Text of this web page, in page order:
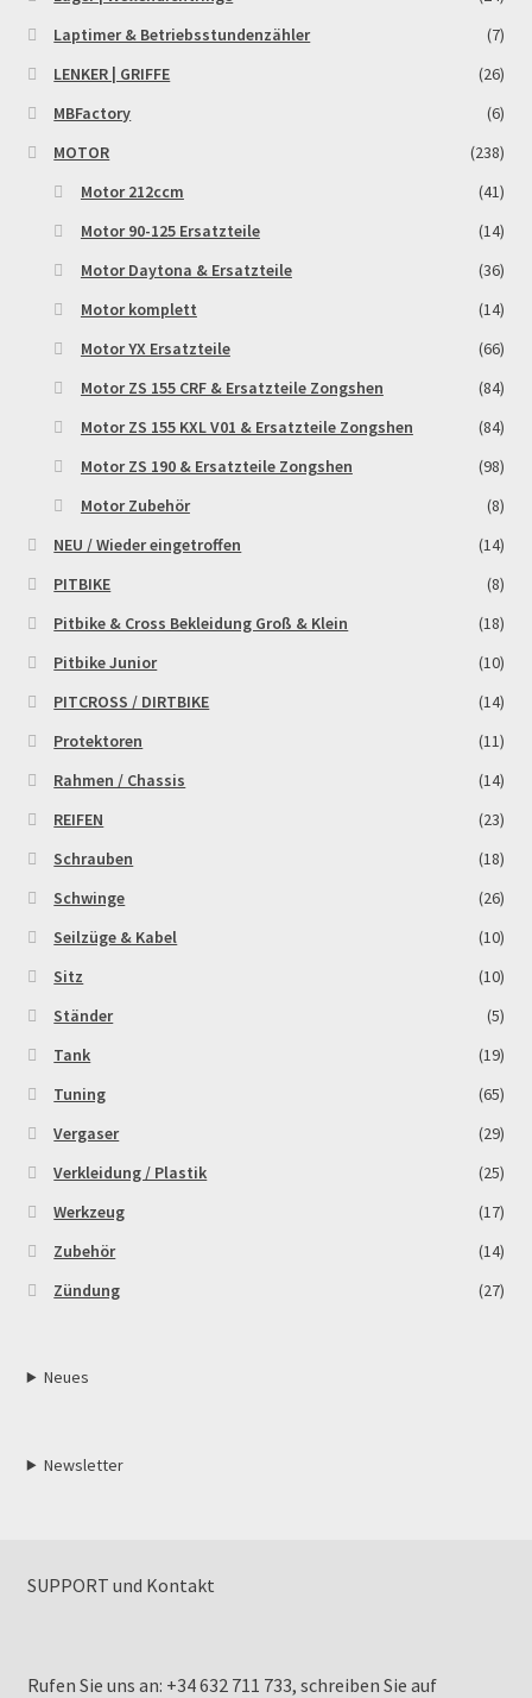
Shop
Sign Up
Términos y Condiciones Generales
Warenkorb
Widerrufsbelehrung & -formular
Zahlungsarten
Laptimer & Betriebsstundenzähler
(7)
LENKER | GRIFFE
(26)
MBFactory
(6)
MOTOR
(238)
Motor 212ccm
(41)
Motor 90-125 Ersatzteile
(14)
Motor Daytona & Ersatzteile
(36)
Motor komplett
(14)
Motor YX Ersatzteile
(66)
Motor ZS 155 CRF & Ersatzteile Zongshen
(84)
Motor ZS 155 KXL V01 & Ersatzteile Zongshen
(84)
Motor ZS 190 & Ersatzteile Zongshen
(98)
Motor Zubehör
(8)
NEU / Wieder eingetroffen
(14)
PITBIKE
(8)
Pitbike & Cross Bekleidung Groß & Klein
(18)
Pitbike Junior
(10)
PITCROSS / DIRTBIKE
(14)
Protektoren
(11)
Rahmen / Chassis
(14)
REIFEN
(23)
Schrauben
(18)
Schwinge
(26)
Seilzüge & Kabel
(10)
Sitz
(10)
Ständer
(5)
Tank
(19)
Tuning
(65)
Vergaser
(29)
Verkleidung / Plastik
(25)
Werkzeug
(17)
Zubehör
(14)
Zündung
(27)
Neues
Newsletter
SUPPORT und Kontakt
Rufen Sie uns an: +34 632 711 733, schreiben Sie auf